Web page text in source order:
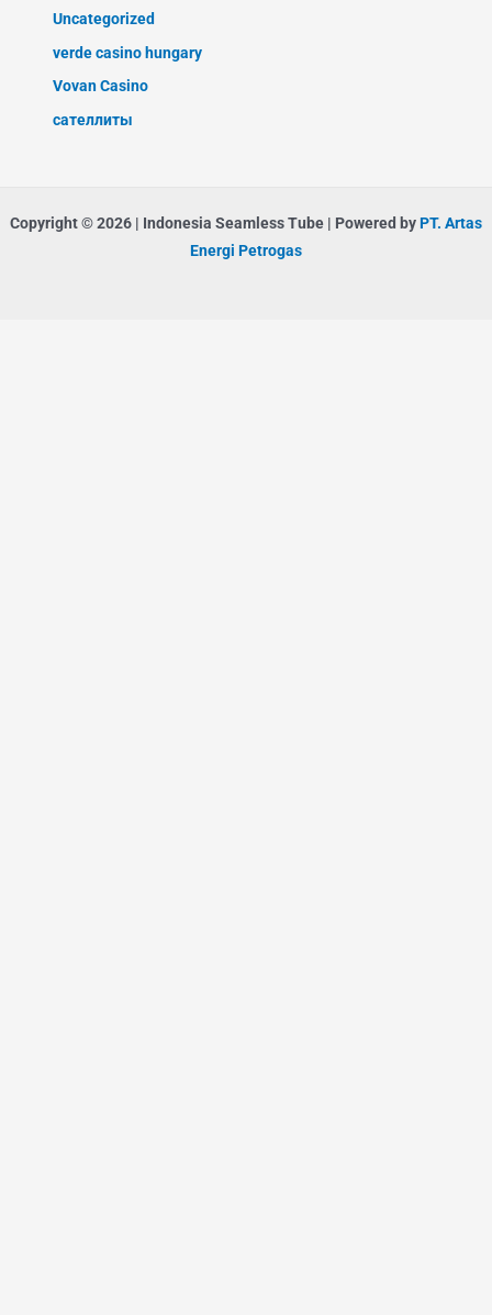
Uncategorized
verde casino hungary
Vovan Casino
сателлиты
Copyright © 2026 | Indonesia Seamless Tube | Powered byPT. Artas
Energi Petrogas